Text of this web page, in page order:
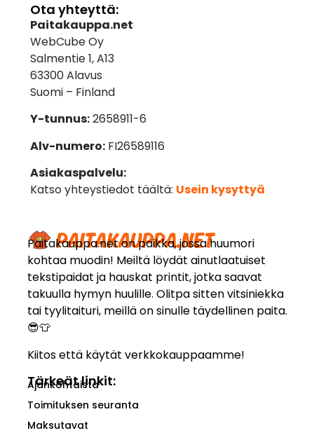
Paitakauppa.net on paikka, jossa huumori
kohtaa muodin! Meiltä löydät ainutlaatuiset
tekstipaidat ja hauskat printit, jotka saavat
takuulla hymyn huulille. Olitpa sitten vitsiniekka
tai tyylitaituri, meillä on sinulle täydellinen paita.
😎👕
Kiitos että käytät verkkokauppaamme!
Tärkeät linkit:
Ajankohtaista
Toimituksen seuranta
Maksutavat
Ota yhteyttä:
Paitakauppa.net
WebCube Oy
Salmentie 1, A13
63300 Alavus
Suomi – Finland
Y-tunnus:2658911-6
Alv-numero:FI26589116
Asiakaspalvelu:
Katso yhteystiedot täältä: Usein kysyttyä